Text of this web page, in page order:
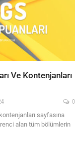
Ve Kontenjanları
0
sayfasına
alan tüm bölümlerin